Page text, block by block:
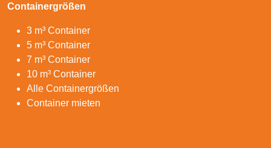
Containergrößen
3 m³ Container
5 m³ Container
7 m³ Container
10 m³ Container
Alle Containergrößen
Container mieten